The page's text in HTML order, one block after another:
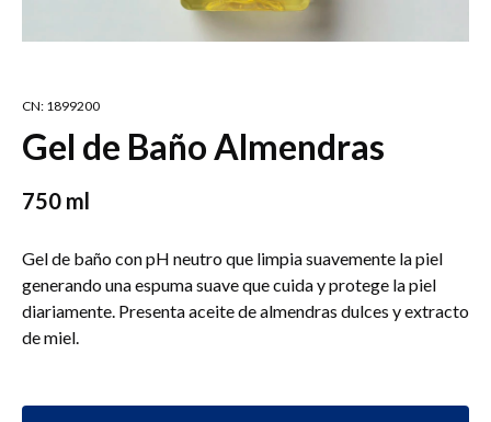
CN: 1899200
Gel de Baño Almendras
750 ml
Gel de baño con pH neutro que limpia suavemente la piel
generando una espuma suave que cuida y protege la piel
diariamente. Presenta aceite de almendras dulces y extracto
de miel.